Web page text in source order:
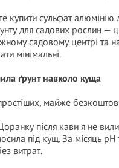
купити сульфат алюмінію
для садових рослин —
садовому центрі та
мінімальні.
ґрунт навколо куща
майже
після кави я не
під кущ. За місяць pH
витрат.